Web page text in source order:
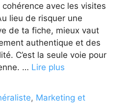
avec les visites
lieu de risquer une
de ta fiche, mieux vaut
authentique et des
C’est la seule voie pour
… Lire plus
, Marketing et